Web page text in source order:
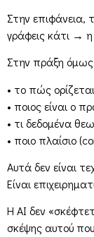
Στην επιφάνεια,
γράφεις κάτι →
Στην πράξη
• το πώς
• ποιος είναι ο
• τι δεδομένα
• ποιο πλαίσιο
Αυτά δεν είναι
Είναι
Η AI δεν
σκέψης αυτού που